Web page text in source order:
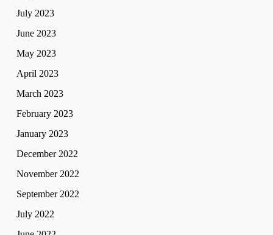
July 2023
June 2023
May 2023
April 2023
March 2023
February 2023
January 2023
December 2022
November 2022
September 2022
July 2022